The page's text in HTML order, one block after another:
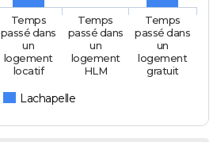
Lachapelle
Temps
passé dans
un
logement
locatif
Temps
passé dans
un
logement
HLM
Temps
passé dans
un
logement
gratuit